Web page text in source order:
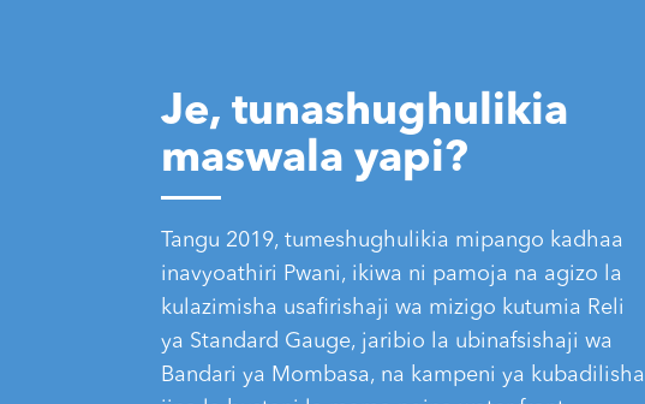
Je, tunashughulikia
maswala yapi?
Tangu 2019, tumeshughulikia mipango kadhaa
inavyoathiri Pwani, ikiwa ni pamoja na agizo la
kulazimisha usafirishaji wa mizigo kutumia Reli
ya Standard Gauge, jaribio la ubinafsishaji wa
Bandari ya Mombasa, na kampeni ya kubadilisha